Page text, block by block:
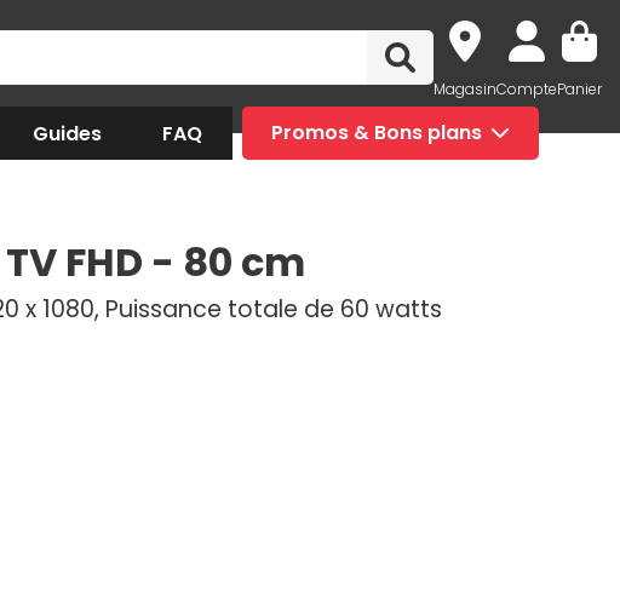
MagasinComptePanier
Guides FAQ Promos & Bons plans
FHD - 80 cm
x 1080, Puissance totale de 60 watts